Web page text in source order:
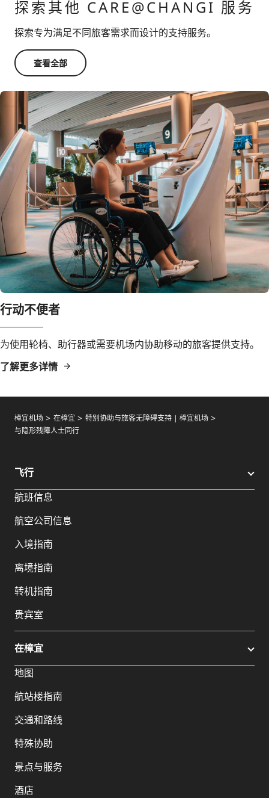
探索其他 CARE@CHANGI 服务
探索专为满足不同旅客需求而设计的支持服务。
查看全部
行动不便者
为使用轮椅、助行器或需要机场内协助移动的旅客提供支持。
了解更多详情
樟宜机场 在樟宜
特别协助与旅客无障碍支持 | 樟宜机场
与隐形残障人士同行
飞行
航班信息
航空公司信息
入境指南
离境指南
转机指南
贵宾室
在樟宜
地图
航站楼指南
交通和路线
特殊协助
景点与服务
酒店